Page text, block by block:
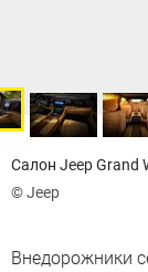
Салон Jeep Grand
© Jeep
Внедорожники